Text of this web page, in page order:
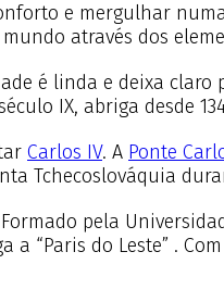
e mergulhar
através dos
é linda e deixa
IX, abriga desde
Carlos IV. A Ponte
Tchecoslováquia
pela
“Paris do Leste” .